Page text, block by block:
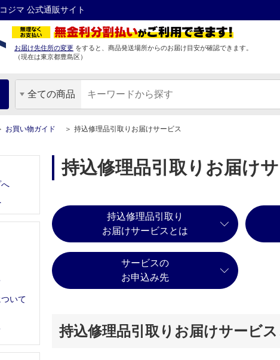
ジマ 公式通販サイト
お届け先住所の変更 をすると、商品発送場所からのお届け目安が確認できます。
（現在は東京都豊島区）
全ての商品
お買い物ガイド 持込修理品引取りお届けサービス
いて
持込修理品引取りお届け
持込修理品引取り
お届けサービスとは
サービスの
お申込み先
持込修理品引取りお届けサービ